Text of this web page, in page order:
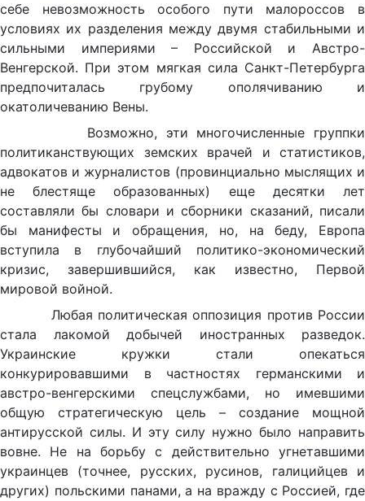
себе невозможность особого пути малороссов в
условиях их разделения между двумя стабильными и
сильными империями – Российской и Австро-
Венгерской. При этом мягкая сила Санкт-Петербурга
предпочиталась грубому ополячиванию и
окатоличеванию Вены.
Возможно, эти многочисленные группки
политиканствующих земских врачей и статистиков,
адвокатов и журналистов (провинциально мыслящих и
не блестяще образованных) еще десятки лет
составляли бы словари и сборники сказаний, писали
бы манифесты и обращения, но, на беду, Европа
вступила в глубочайший политико-экономический
кризис, завершившийся, как известно, Первой
мировой войной.
Любая политическая оппозиция против России
стала лакомой добычей иностранных разведок.
Украинские кружки стали опекаться
конкурировавшими в частностях германскими и
австро-венгерскими спецслужбами, но имевшими
общую стратегическую цель – создание мощной
антирусской силы. И эту силу нужно было направить
вовне. Не на борьбу с действительно угнетавшими
украинцев (точнее, русских, русинов, галицийцев и
других) польскими панами, а на вражду с Россией, где